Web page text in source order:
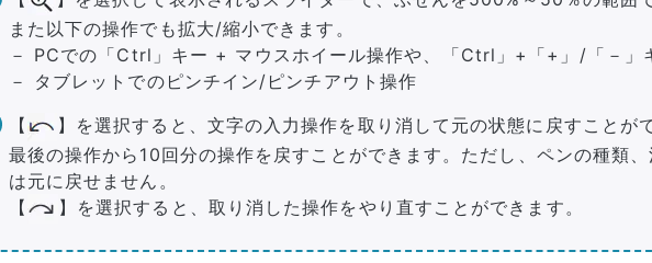
また以下の操作でも拡大/縮小できます。
－ PCでの「Ctrl」キー + マウスホイール操作や、「Ctrl」+「+」/「－」
－ タブレットでのピンチイン/ピンチアウト操作
【
】を選択すると、文字の入力操作を取り消して元の状態に戻すことが
最後の操作から10回分の操作を戻すことができます。ただし、ペンの種類
は元に戻せません。
【
】を選択すると、取り消した操作をやり直すことができます。